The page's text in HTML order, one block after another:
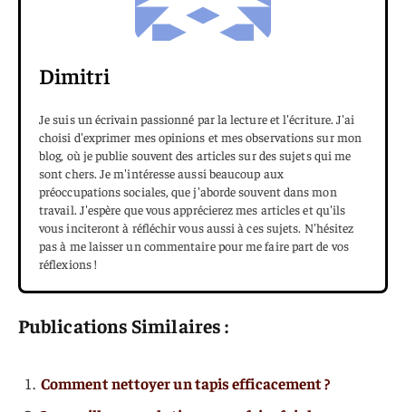
Dimitri
Je suis un écrivain passionné par la lecture et l'écriture. J'ai
choisi d'exprimer mes opinions et mes observations sur mon
blog, où je publie souvent des articles sur des sujets qui me
sont chers. Je m'intéresse aussi beaucoup aux
préoccupations sociales, que j'aborde souvent dans mon
travail. J'espère que vous apprécierez mes articles et qu'ils
vous inciteront à réfléchir vous aussi à ces sujets. N'hésitez
pas à me laisser un commentaire pour me faire part de vos
réflexions !
Publications Similaires :
Comment nettoyer un tapis efficacement ?